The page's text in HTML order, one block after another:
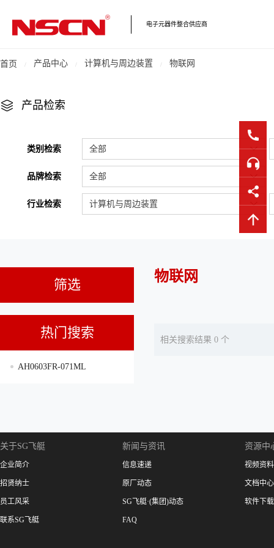
电子元器件整合供应商
首页 产品中心 计算机与周边装置 物联网
产品检索
类别检索 全部
品牌检索 全部
行业检索 计算机与周边装置
筛选
热门搜索
AH0603FR-071ML
物联网
相关搜索结果 0 个
关于SG飞艇
企业简介
招贤纳士
员工风采
联系SG飞艇
新闻与资讯
信息速递
原厂动态
SG飞艇·(集团)动态
FAQ
资源中
视频资料
文档中心
软件下载